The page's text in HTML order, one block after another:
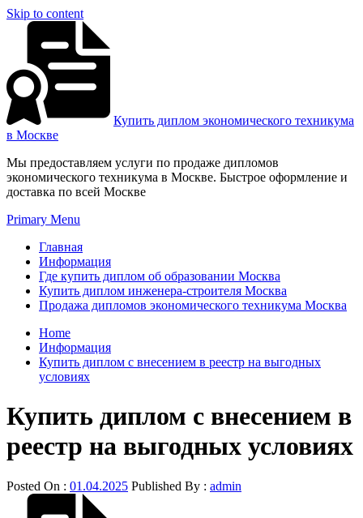
Skip to content
Купить диплом экономического техникума
в Москве
Мы предоставляем услуги по продаже дипломов
экономического техникума в Москве. Быстрое оформление и
доставка по всей Москве
Primary Menu
Главная
Информация
Где купить диплом об образовании Москва
Купить диплом инженера-строителя Москва
Продажа дипломов экономического техникума Москва
Home
Информация
Купить диплом с внесением в реестр на выгодных
условиях
Купить диплом с внесением в
реестр на выгодных условиях
Posted On : 01.04.2025 Published By : admin